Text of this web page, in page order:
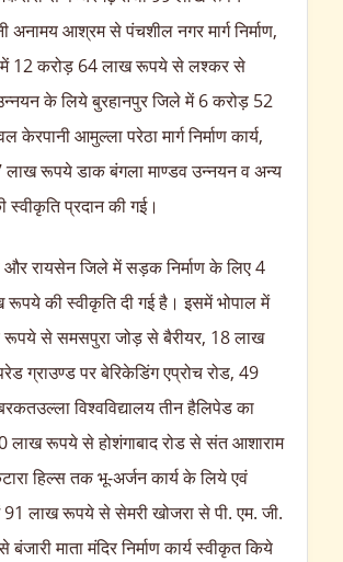
अनामय आश्रम से पंचशील नगर मार्ग निर्माण,
में 12 करोड़ 64 लाख रूपये से लश्कर से
उन्नयन के लिये बुरहानपुर जिले में 6 करोड़ 52
आमुल्ला परेठा मार्ग निर्माण कार्य,
लाख रूपये डाक बंगला माण्डव उन्नयन व अन्य
स्वीकृति प्रदान की गई।
और रायसेन जिले में सड़क निर्माण के लिए 4
की स्वीकृति दी गई है। इसमें भोपाल में
से समसपुरा जोड़ से बैरीयर, 18 लाख
ग्राउण्ड पर बेरिकेडिंग एप्रोच रोड, 49
विश्वविद्यालय तीन हैलिपेड का
लाख रूपये से होशंगाबाद रोड से संत आशाराम
हिल्स तक भू-अर्जन कार्य के लिये एवं
लाख रूपये से सेमरी खोजरा से पी. एम. जी.
माता मंदिर निर्माण कार्य स्वीकृत किये